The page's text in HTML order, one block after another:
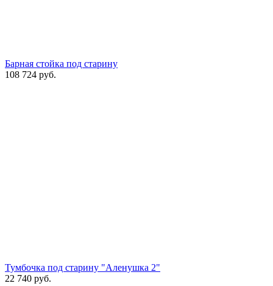
Барная стойка под старину
108 724 руб.
Тумбочка под старину "Аленушка 2"
22 740 руб.